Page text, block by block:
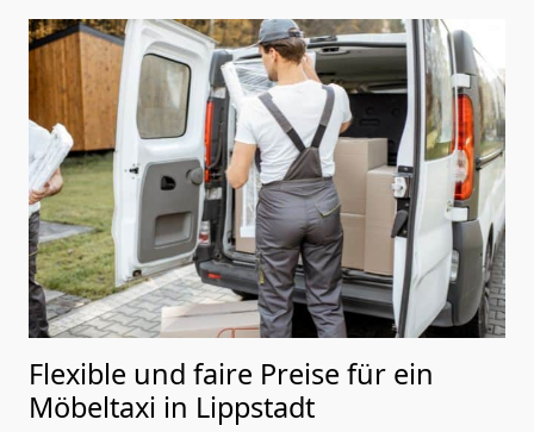
Flexible und faire Preise für ein
Möbeltaxi in Lippstadt